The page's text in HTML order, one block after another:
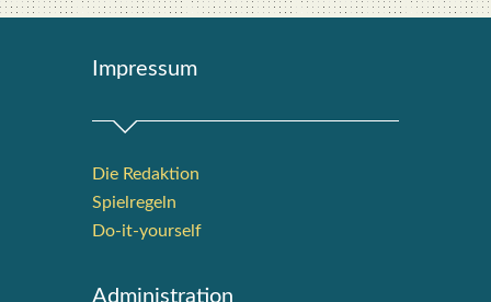
Impres­sum
Die Redak­ti­on
Spiel­re­geln
Do-it-your­s­elf
Admi­nis­tra­ti­on